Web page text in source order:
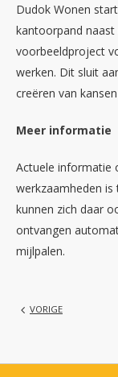
Dudok Wonen
kantoorpand naast
voorbeeldproject
werken. Dit sluit
creëren van
Meer informatie
Actuele informatie
werkzaamheden is
kunnen zich daar
ontvangen
mijlpalen.
VORIGE